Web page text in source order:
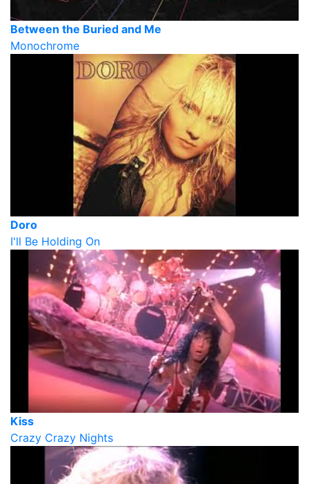
Between the Buried and Me
Monochrome
Doro
I'll Be Holding On
Kiss
Crazy Crazy Nights